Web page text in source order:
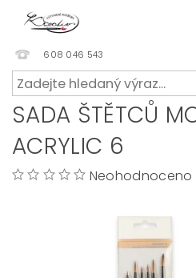
608 046 543
SADA ŠTĚTCŮ
ACRYLIC 6
Neohodnoceno